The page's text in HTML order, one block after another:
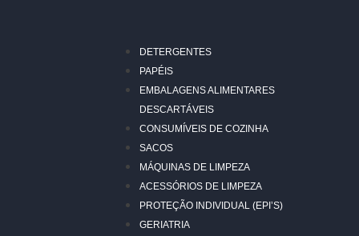
DETERGENTES
PAPÉIS
EMBALAGENS ALIMENTARES
DESCARTÁVEIS
CONSUMÍVEIS DE COZINHA
SACOS
MÁQUINAS DE LIMPEZA
ACESSÓRIOS DE LIMPEZA
PROTEÇÃO INDIVIDUAL (EPI’S)
GERIATRIA